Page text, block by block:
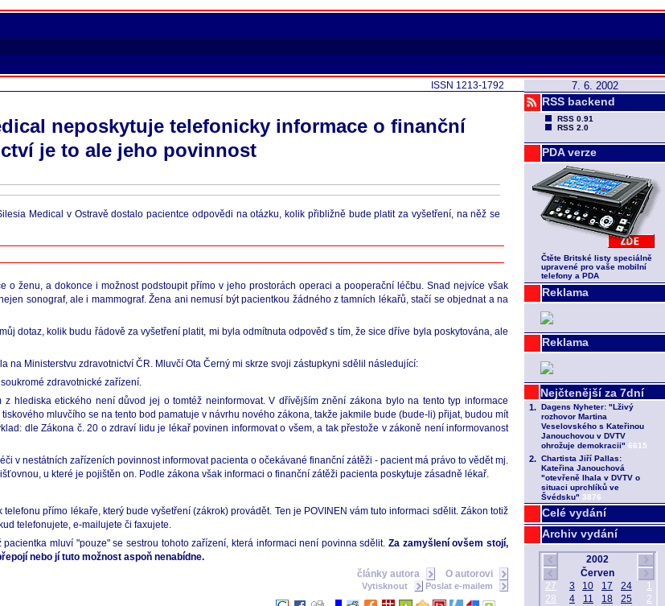
7. 6. 2002
RSS backend
RSS 0.91
RSS 2.0
PDA verze
Čtěte Britské listy speciálně
upravené pro vaše mobilní
telefony a PDA
Reklama
Reklama
Celé vydání
Archiv vydání
ISSN 1213-1792
neposkytuje telefonicky informace o finanční
je to ale jeho povinnost
Medical v Ostravě dostalo pacientce odpovědi na otázku, kolik přibližně bude platit za vyšetření, na něž se
ženu, a dokonce i možnost podstoupit přímo v jeho prostorách operaci a pooperační léčbu. Snad nejvíce však
sonograf, ale i mammograf. Žena ani nemusí být pacientkou žádného z tamních lékařů, stačí se objednat a na
dotaz, kolik budu řádově za vyšetření platit, mi byla odmítnuta odpověď s tím, že sice dříve byla poskytována, ale
Ministerstvu zdravotnictví ČR. Mluvčí Ota Černý mi skrze svoji zástupkyni sdělil následující:
zdravotnické zařízení.
hlediska etického není důvod jej o tomtéž neinformovat. V dřívějším znění zákona bylo na tento typ informace
mluvčího se na tento bod pamatuje v návrhu nového zákona, takže jakmile bude (bude-li) přijat, budou mít
dle Zákona č. 20 o zdraví lidu je lékař povinen informovat o všem, a tak přestože v zákoně není informovanost
v nestátních zařízeních povinnost informovat pacienta o očekávané finanční zátěži - pacient má právo to vědět mj.
u které je pojištěn on. Podle zákona však informaci o finanční zátěži pacienta poskytuje zásadně lékař.
přímo lékaře, který bude vyšetření (zákrok) provádět. Ten je POVINEN vám tuto informaci sdělit. Zákon totiž
telefonujete, e-mailujete či faxujete.
mluví "pouze" se sestrou tohoto zařízení, která informaci není povinna sdělit.Za zamyšlení ovšem stojí,
nebo jí tuto možnost aspoň nenabídne.
články autora
O autorovi
Vytisknout Poslat e-mailem